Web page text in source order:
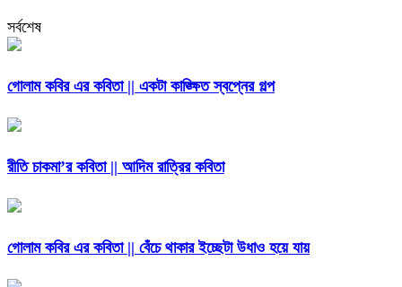
সর্বশেষ
গোলাম কবির এর কবিতা || একটা কাঙ্ক্ষিত স্বপ্নের গল্প
রীতি চাকমা’র কবিতা || আদিম রাত্রির কবিতা
গোলাম কবির এর কবিতা || বেঁচে থাকার ইচ্ছেটা উধাও হয়ে যায়